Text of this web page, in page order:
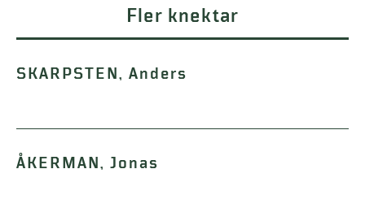
Fler knektar
SKARPSTEN, Anders
ÅKERMAN, Jonas